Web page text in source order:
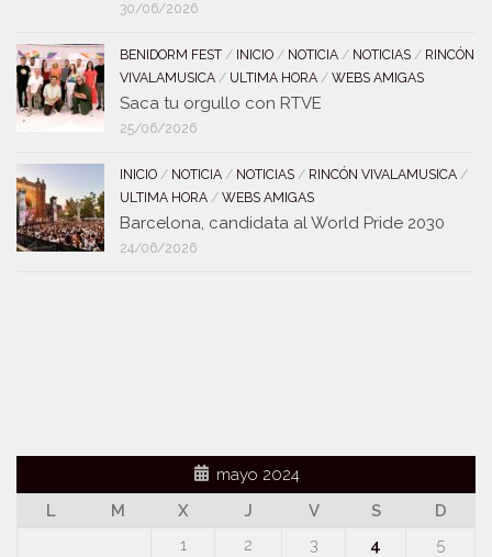
30/06/2026
BENIDORM FEST / INICIO / NOTICIA / NOTICIAS / RINCÓN
VIVALAMUSICA / ULTIMA HORA / WEBS AMIGAS
Saca tu orgullo con RTVE
25/06/2026
INICIO / NOTICIA / NOTICIAS / RINCÓN VIVALAMUSICA /
ULTIMA HORA / WEBS AMIGAS
Barcelona, candidata al World Pride 2030
24/06/2026
mayo 2024
L
M X J V S
D
1
2 3 4
5